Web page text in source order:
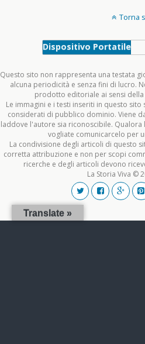
Torna
Dispositivo Portatile
Questo sito non rappresenta una testata
alcuna periodicità e senza fini di lucro.
prodotto editoriale ai sensi della
Le immagini e i testi inseriti in questo
considerati di pubblico dominio. Viene
laddove l'autore sia riconoscibile.
vogliate comunicarcelo per
La condivisione degli articoli di questo
corretta attribuzione e non per scopi
ricerche e degli articoli devono
La Storia Viva ©
Translate »